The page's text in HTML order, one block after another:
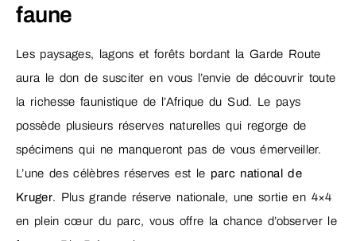
faune
Les paysages, lagons et forêts bordant la Garde Route
aura le don de susciter en vous l’envie de découvrir toute
la richesse faunistique de l’Afrique du Sud. Le pays
possède plusieurs réserves naturelles qui regorge de
spécimens qui ne manqueront pas de vous émerveiller.
L’une des célèbres réserves est le parc national de
Kruger. Plus grande réserve nationale, une sortie en 4×4
en plein cœur du parc, vous offre la chance d’observer le